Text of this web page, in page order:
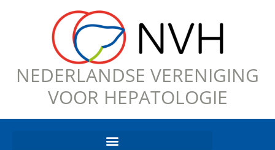
NEDERLANDSE VERENIGING
VOOR HEPATOLOGIE